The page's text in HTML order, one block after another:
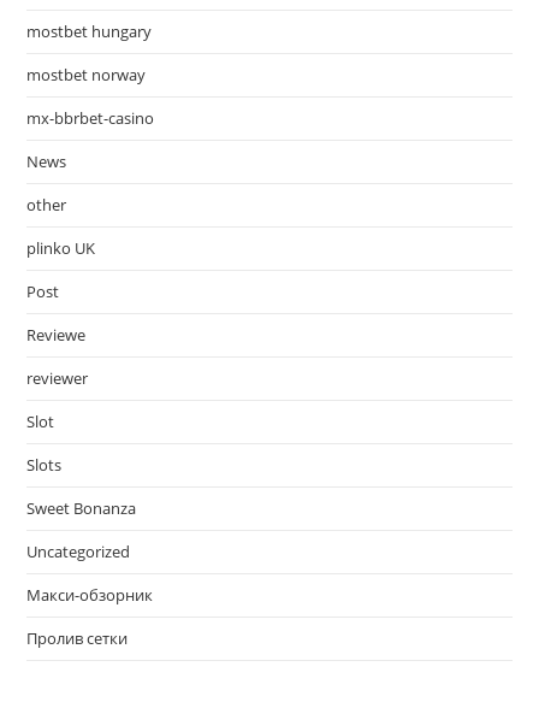
mostbet hungary
mostbet norway
mx-bbrbet-casino
News
other
plinko UK
Post
Reviewe
reviewer
Slot
Slots
Sweet Bonanza
Uncategorized
Макси-обзорник
Пролив сетки